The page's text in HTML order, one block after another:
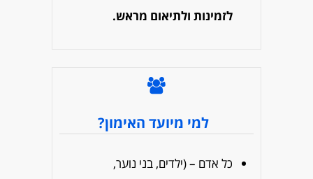
לזמינות ולתיאום מראש.
למי מיועד האימון?
כל אדם – (ילדים, בני נוער,